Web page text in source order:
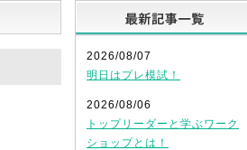
2026/08/07
明日はプレ模試！
2026/08/06
トップリーダーと学ぶワーク
ショップとは！